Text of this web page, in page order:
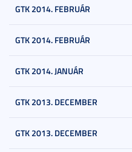
GTK 2014. FEBRUÁR
GTK 2014. FEBRUÁR
GTK 2014. JANUÁR
GTK 2013. DECEMBER
GTK 2013. DECEMBER